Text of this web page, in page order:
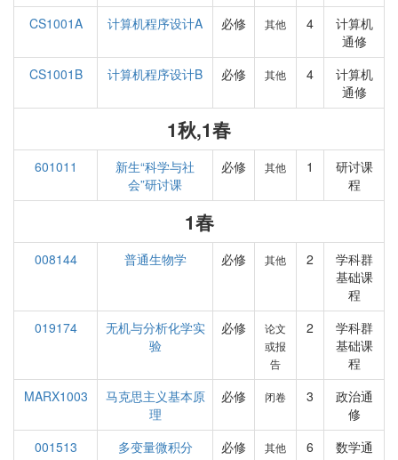
CS1001A
计算机程序设计A 必修 其他 4
计算机
通修
CS1001B
计算机程序设计B 必修 其他 4
计算机
通修
1秋,1春
601011
新生“科学与社
会”研讨课
必修 其他 1
研讨课
程
1春
008144 普通生物学 必修 其他 2
学科群
基础课
程
019174
无机与分析化学实
验
必修
论文
或报
告
2
学科群
基础课
程
MARX1003
马克思主义基本原
理
必修 闭卷 3
政治通
修
001513
多变量微积分 必修 其他 6
数学通